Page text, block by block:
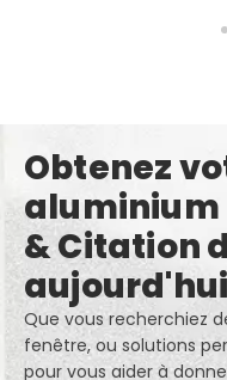
Obtenez
aluminium
& Citation
Que vous recherchiez
fenêtre, ou solutions
pour vous aider à